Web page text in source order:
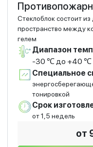
Стеклоблок состоит
пространство между
гелем
Диапазон
-30 ℃ до +40 ℃
Специальное
тонировкой
Срок
от 1,5 недель
от